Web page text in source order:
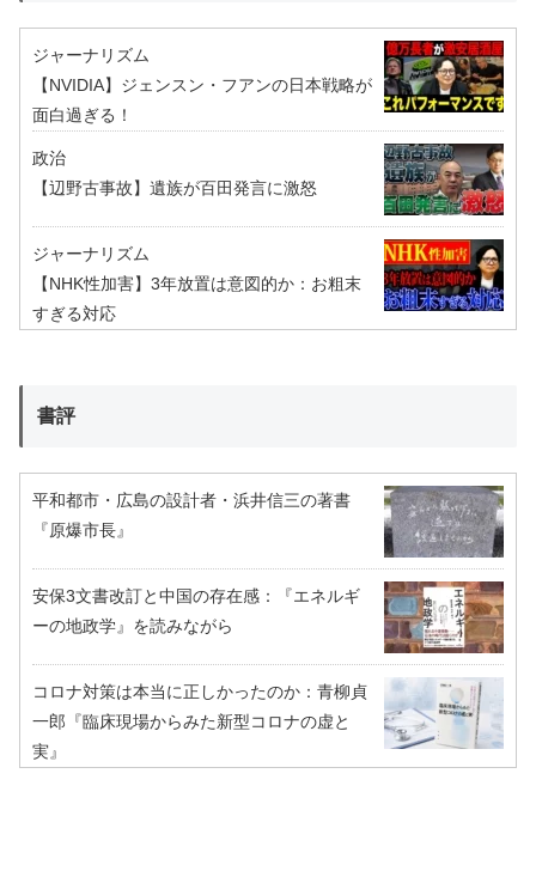
ジャーナリズム
【NVIDIA】ジェンスン・フアンの日本戦略が
面白過ぎる！
政治
【辺野古事故】遺族が百田発言に激怒
ジャーナリズム
【NHK性加害】3年放置は意図的か：お粗末
すぎる対応
書評
平和都市・広島の設計者・浜井信三の著書
『原爆市長』
安保3文書改訂と中国の存在感：『エネルギ
ーの地政学』を読みながら
コロナ対策は本当に正しかったのか：青柳貞
一郎『臨床現場からみた新型コロナの虚と
実』